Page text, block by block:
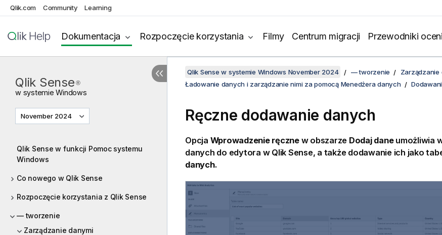
Qlik.com Community Learning
Dokumentacja Rozpoczęcie korzystania Filmy Centrum migracji Przewodniki
Qlik Sense ®
w systemieWindows
November 2024
Qlik Sense w funkcji Pomoc systemu
Windows
Co nowego w Qlik Sense
Rozpoczęcie korzystania z Qlik Sense
— tworzenie
Zarządzanie danymi
Qlik Sense w systemie Windows November 2024 — tworzenie
Zarządzanie
Ładowanie danych i zarządzanie nimi za pomocą Menedżera danych
Ręczne dodawanie danych
Opcja Wprowadzenie ręcznew obszarze Dodaj daneumożliwia
danych do edytora w Qlik Sense, a także dodawanie ich jako
danych.